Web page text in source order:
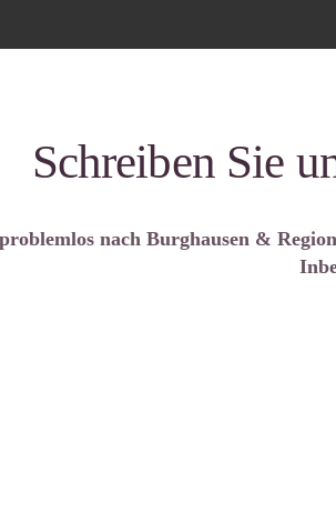
Schreiben Sie
nach Burghausen &